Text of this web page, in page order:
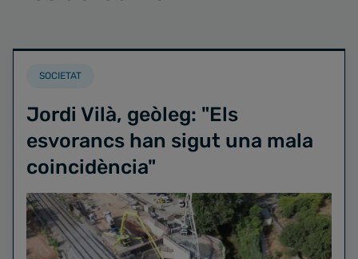
SOCIETAT
Jordi Vilà, geòleg: "Els
esvorancs han sigut una mala
coincidència"